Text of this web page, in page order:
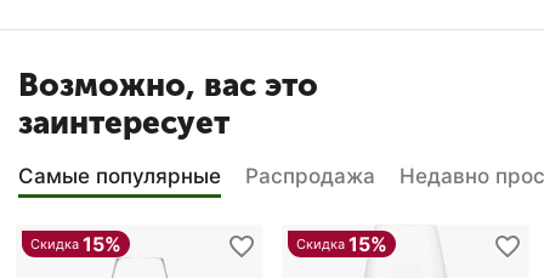
Возможно, вас это
заинтересует
Самые популярные Распродажа Недавно
Скидка 15% Скидка 15%